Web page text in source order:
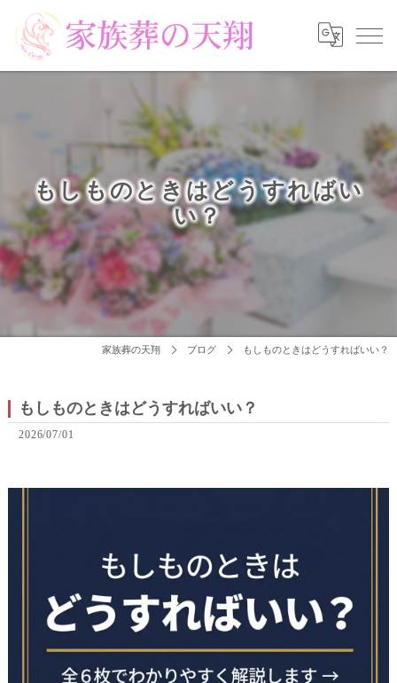
もしものときはどうすればい
い？
家族葬の天翔 ブログ もしものときはどうすればいい？
もしものときはどうすればいい？
2026/07/01